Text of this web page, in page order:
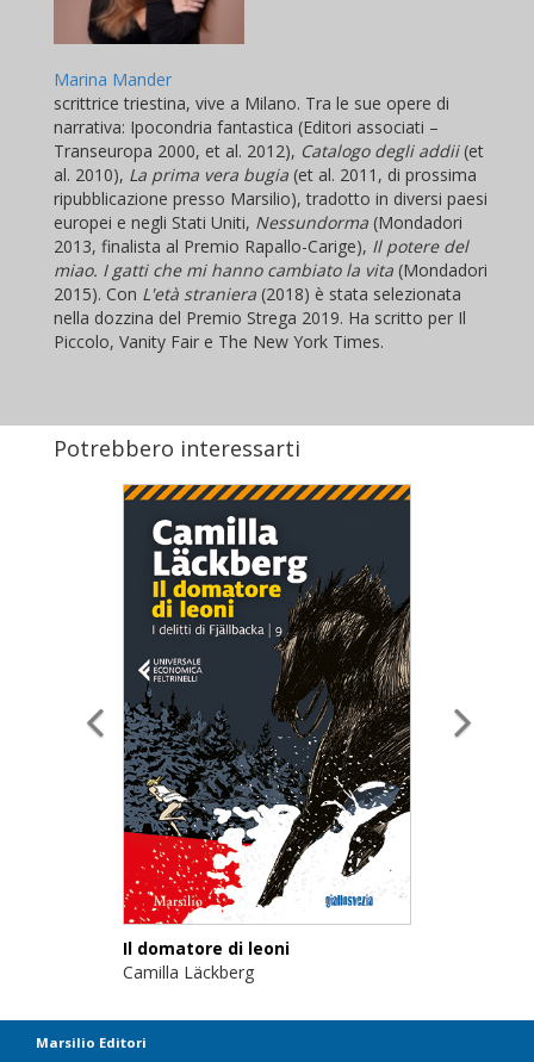
Marina Mander
scrittrice triestina, vive a Milano. Tra le sue opere di
narrativa: Ipocondria fantastica (Editori associati –
Transeuropa 2000, et al. 2012), Catalogo degli addii(et
al. 2010), La prima vera bugia (et al. 2011, di prossima
ripubblicazione presso Marsilio), tradotto in diversi paesi
europei e negli Stati Uniti, Nessundorma (Mondadori
2013, finalista al Premio Rapallo-Carige), Il potere del
miao. I gatti che mi hanno cambiato la vita (Mondadori
2015). Con L'età straniera (2018) è stata selezionata
nella dozzina del Premio Strega 2019. Ha scritto per Il
Piccolo, Vanity Fair e The New York Times.
Potrebbero interessarti
Il domatore di leoni
Camilla Läckberg
Marsilio Editori